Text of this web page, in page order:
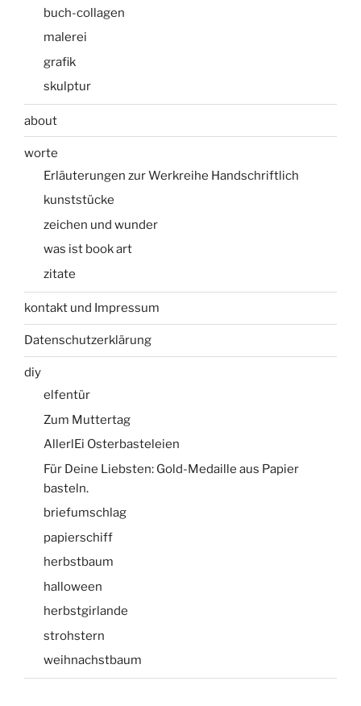
buch-collagen
malerei
grafik
skulptur
about
worte
Erläuterungen zur Werkreihe Handschriftlich
kunststücke
zeichen und wunder
was ist book art
zitate
kontakt und Impressum
Datenschutzerklärung
diy
elfentür
Zum Muttertag
AllerlEi Osterbasteleien
Für Deine Liebsten: Gold-Medaille aus Papier
basteln.
briefumschlag
papierschiff
herbstbaum
halloween
herbstgirlande
strohstern
weihnachstbaum